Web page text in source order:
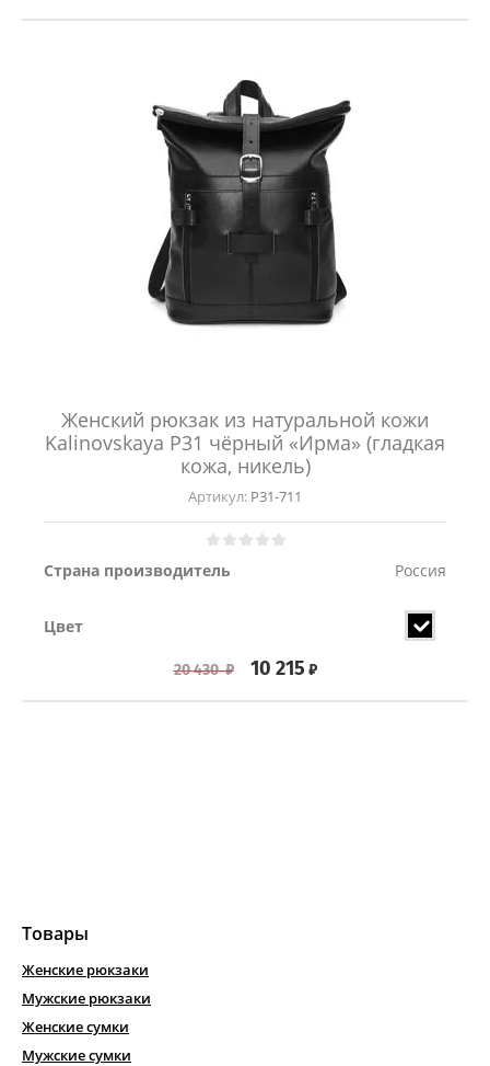
Женский рюкзак из натуральной кожи
Kalinovskaya Р31 чёрный «Ирма» (гладкая
кожа, никель)
Артикул: Р31-711
Страна производитель Россия
Цвет
20 430₽ 10 215 ₽
Товары
Женские рюкзаки
Мужские рюкзаки
Женские сумки
Мужские сумки